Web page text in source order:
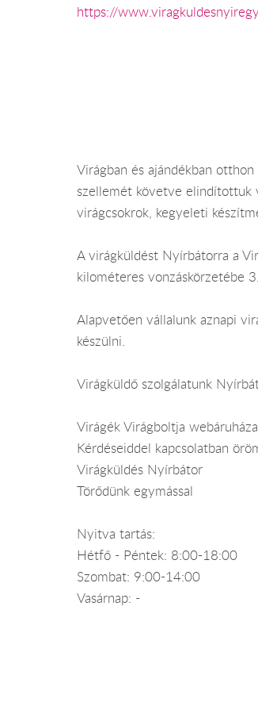
https://
Virágban és ajándékban
szellemét követve elindítottuk
virágcsokrok, kegyeleti
A virágküldést Nyírbátorra a
kilométeres vonzáskörzetébe
Alapvetően vállalunk aznapi
készülni.
Virágküldő szolgálatunk
Virágék Virágboltja
Kérdéseiddel kapcsolatban
Virágküldés Nyírbátor
Törődünk egymással
Nyitva tartás:
Hétfő - Péntek: 8:00-18:00
Szombat: 9:00-14:00
Vasárnap: -